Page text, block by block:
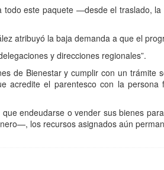
este paquete —desde el traslado,
atribuyó la baja demanda a que el
y direcciones regionales”.
de Bienestar y cumplir con un trámite
acredite el parentesco con la persona
endeudarse o vender sus bienes
los recursos asignados aún